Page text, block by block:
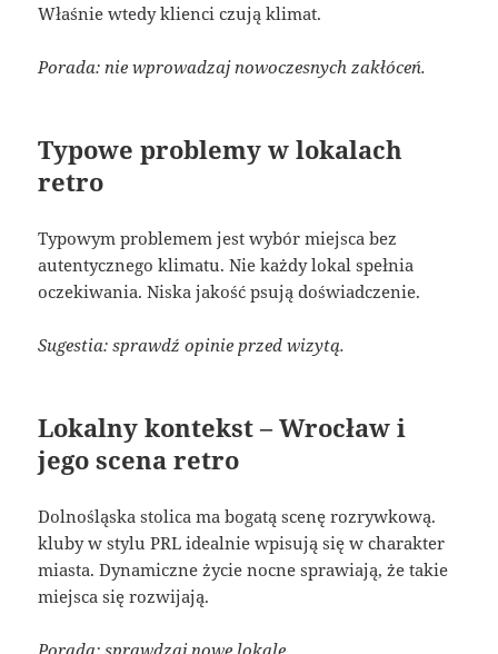
Właśnie wtedy klienci czują klimat.
Porada: nie wprowadzaj nowoczesnych zakłóceń.
Typowe problemy w lokalach
retro
Typowym problemem jest wybór miejsca bez
autentycznego klimatu. Nie każdy lokal spełnia
oczekiwania. Niska jakość psują doświadczenie.
Sugestia: sprawdź opinie przed wizytą.
Lokalny kontekst – Wrocław i
jego scena retro
Dolnośląska stolica ma bogatą scenę rozrywkową.
kluby w stylu PRL idealnie wpisują się w charakter
miasta. Dynamiczne życie nocne sprawiają, że takie
miejsca się rozwijają.
Porada: sprawdzaj nowe lokale.